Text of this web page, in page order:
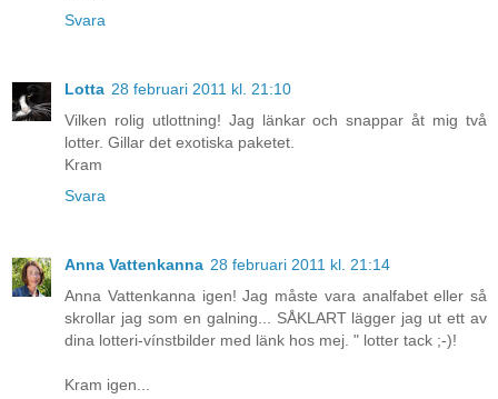
Svara
Lotta 28 februari 2011 kl. 21:10
Vilken rolig utlottning! Jag länkar och snappar åt mig två
lotter. Gillar det exotiska paketet.
Kram
Svara
Anna Vattenkanna 28 februari 2011 kl. 21:14
Anna Vattenkanna igen! Jag måste vara analfabet eller så
skrollar jag som en galning... SÅKLART lägger jag ut ett av
dina lotteri-vínstbilder med länk hos mej. " lotter tack ;-)!
Kram igen...